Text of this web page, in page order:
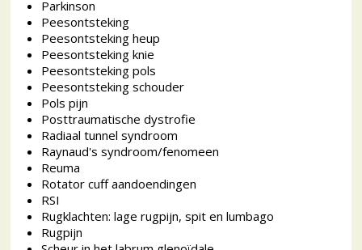
Parkinson
Peesontsteking
Peesontsteking heup
Peesontsteking knie
Peesontsteking pols
Peesontsteking schouder
Pols pijn
Posttraumatische dystrofie
Radiaal tunnel syndroom
Raynaud's syndroom/fenomeen
Reuma
Rotator cuff aandoendingen
RSI
Rugklachten: lage rugpijn, spit en lumbago
Rugpijn